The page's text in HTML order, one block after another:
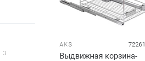
3
AKS 72261
Выдвижная корзина-